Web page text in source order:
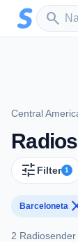
Zum Hauptinhalt
search
Sender
Central
tune Filter 1
Barceloneta
2